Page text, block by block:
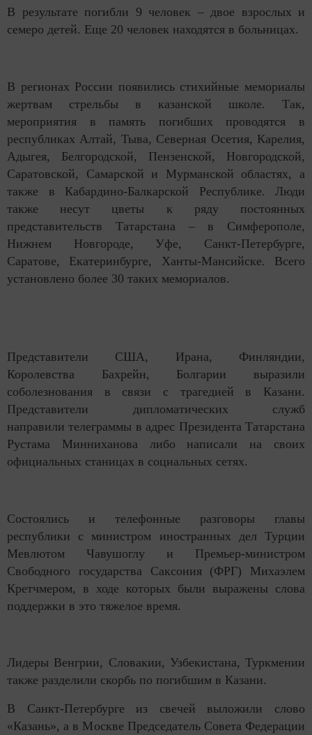
В результате погибли 9 человек – двое взрослых и
семеро детей. Еще 20 человек находятся в больницах.
В регионах России появились стихийные мемориалы
жертвам стрельбы в казанской школе. Так,
мероприятия в память погибших проводятся в
республиках Алтай, Тыва, Северная Осетия, Карелия,
Адыгея, Белгородской, Пензенской, Новгородской,
Саратовской, Самарской и Мурманской областях, а
также в Кабардино-Балкарской Республике. Люди
также несут цветы к ряду постоянных
представительств Татарстана – в Симферополе,
Нижнем Новгороде, Уфе, Санкт-Петербурге,
Саратове, Екатеринбурге, Ханты-Мансийске. Всего
установлено более 30 таких мемориалов.
Представители США, Ирана, Финляндии,
Королевства Бахрейн, Болгарии выразили
соболезнования в связи с трагедией в Казани.
Представители дипломатических служб
направили телеграммы в адрес Президента Татарстана
Рустама Минниханова либо написали на своих
официальных станицах в социальных сетях.
Состоялись и телефонные разговоры главы
республики с министром иностранных дел Турции
Мевлютом Чавушоглу и Премьер-министром
Свободного государства Саксония (ФРГ) Михаэлем
Кретчмером, в ходе которых были выражены слова
поддержки в это тяжелое время.
Лидеры Венгрии, Словакии, Узбекистана, Туркмении
также разделили скорбь по погибшим в Казани.
В Санкт-Петербурге из свечей выложили слово
«Казань», а в Москве Председатель Совета Федерации